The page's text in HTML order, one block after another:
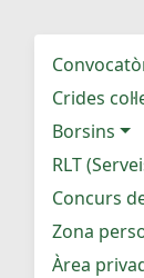
Crides
Borsins
RLT
Concurs
Zona
Àrea